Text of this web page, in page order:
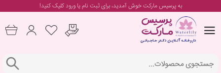
به پرسیس مارکت خوش آمدید، برایثبت نام یا ورودکلیک کنید!